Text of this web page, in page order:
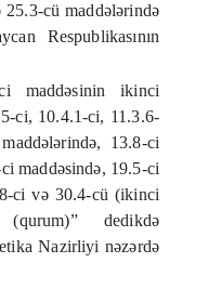
cü maddələrində
Respublikasının
maddəsinin ikinci
ci, 10.4.1-ci, 11.3.6-
13.8-ci
maddəsində, 19.5-ci
ci və 30.4-cü (ikinci
dedikdə
Nazirliyi nəzərdə